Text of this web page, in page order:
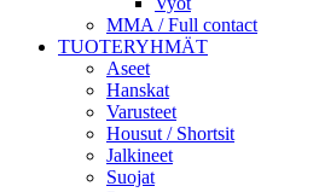
MMA / Full contact
TUOTERYHMÄT
Aseet
Hanskat
Varusteet
Housut / Shortsit
Jalkineet
Suojat